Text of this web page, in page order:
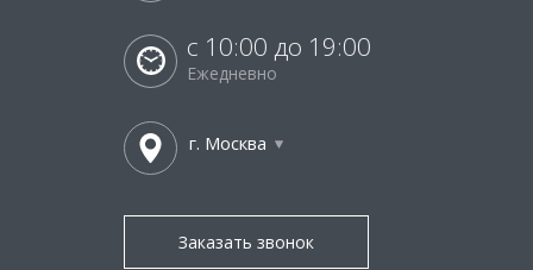
с 10:00 до 19:00
Ежедневно
г. Москва
Заказать звонок